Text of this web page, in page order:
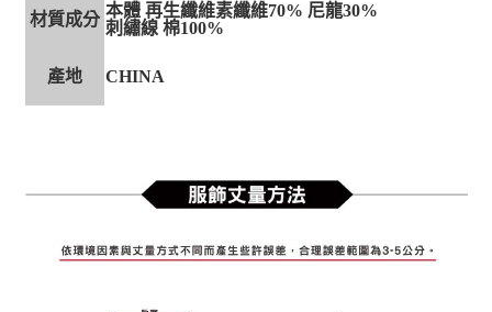
材質成分 本體 再生纖維素纖維70% 尼龍30%
刺繡線 棉100%
產地 CHINA